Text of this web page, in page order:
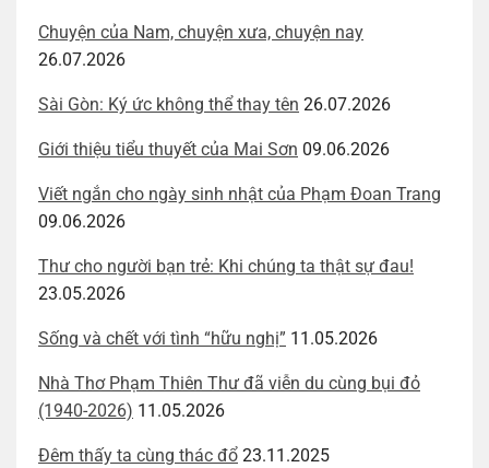
Chuyện của Nam, chuyện xưa, chuyện nay
26.07.2026
Sài Gòn: Ký ức không thể thay tên 26.07.2026
Giới thiệu tiểu thuyết của Mai Sơn 09.06.2026
Viết ngắn cho ngày sinh nhật của Phạm Đoan Trang
09.06.2026
Thư cho người bạn trẻ: Khi chúng ta thật sự đau!
23.05.2026
Sống và chết với tình “hữu nghị” 11.05.2026
Nhà Thơ Phạm Thiên Thư đã viễn du cùng bụi đỏ
(1940-2026) 11.05.2026
Đêm thấy ta cùng thác đổ 23.11.2025